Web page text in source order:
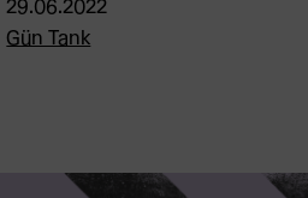
29.06.2022
Gün Tank